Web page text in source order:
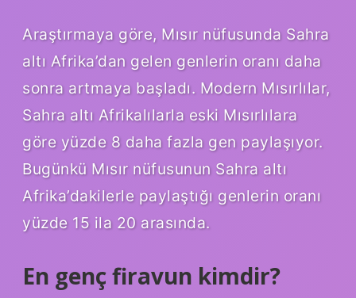
Araştırmaya göre, Mısır nüfusunda Sahra
altı Afrika’dan gelen genlerin oranı daha
sonra artmaya başladı. Modern Mısırlılar,
Sahra altı Afrikalılarla eski Mısırlılara
göre yüzde 8 daha fazla gen paylaşıyor.
Bugünkü Mısır nüfusunun Sahra altı
Afrika’dakilerle paylaştığı genlerin oranı
yüzde 15 ila 20 arasında.
En genç firavun kimdir?